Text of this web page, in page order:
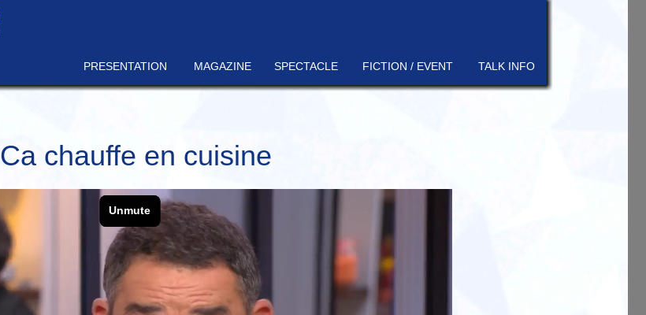
Ca chauffe en cuisine
PRESENTATION MAGAZINE SPECTACLE FICTION / EVENT TALK INFO